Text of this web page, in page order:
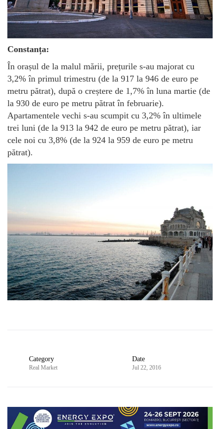
Constanța:
În orașul de la malul mării, prețurile s-au majorat cu
3,2% în primul trimestru (de la 917 la 946 de euro pe
metru pătrat), după o creștere de 1,7% în luna martie (de
la 930 de euro pe metru pătrat în februarie).
Apartamentele vechi s-au scumpit cu 3,2% în ultimele
trei luni (de la 913 la 942 de euro pe metru pătrat), iar
cele noi cu 3,8% (de la 924 la 959 de euro pe metru
pătrat).
Category
Real Market
Date
Jul 22, 2016